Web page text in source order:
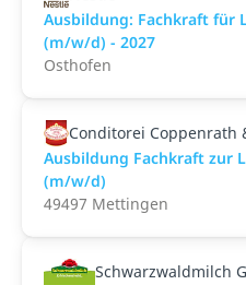
Ausbildung: Fachkraft für
(m/w/d) - 2027
Osthofen
Conditorei Coppenrath
Ausbildung Fachkraft zur
(m/w/d)
49497 Mettingen
Schwarzwaldmilch